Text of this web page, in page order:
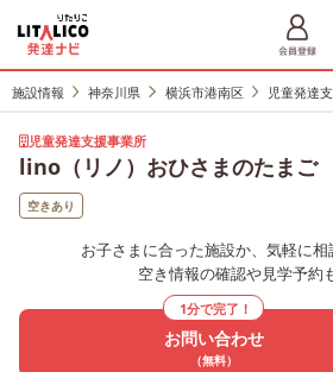
施設情報 神奈川県 横浜市港南区 児童発達
児童発達支援事業所
lino（リノ）おひさまのたまご
空きあり
お子さまに合った施設か、気軽に相
空き情報の確認や見学予約
1分で完了！
お問い合わせ
（無料）